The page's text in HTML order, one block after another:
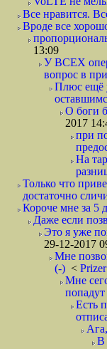
Все нравится.
Вроде все
13:09
У ВСЕХ
вопрос в
Плюс ещё
О боги
2017
при
На
Только что
достаточно
Короче мне за 5
Даже если
Это я уже
29-12-2017
Мне
(-) < Prizer
Мне
Есть
В